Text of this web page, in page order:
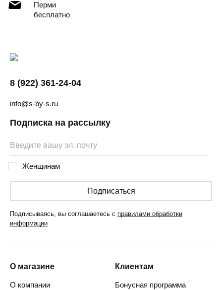
Перми
бесплатно
8 (922) 361-24-04
info@s-by-s.ru
Подписка на рассылку
Женщинам
Подписаться
Подписываясь, вы соглашаетесь с правилами обработки
информации
О магазине
О компании
Клиентам
Бонусная программа